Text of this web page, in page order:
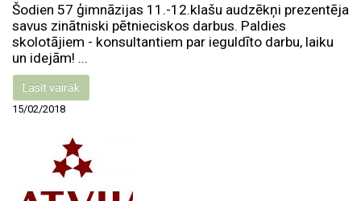
Šodien 57 ģimnāzijas 11.-12.klašu audzēkņi prezentēja
savus zinātniski pētnieciskos darbus. Paldies
skolotājiem - konsultantiem par ieguldīto darbu, laiku
un idejām! ...
Lasīt vairāk
15/02/2018